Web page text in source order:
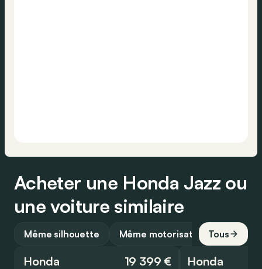
Acheter une Honda Jazz ou
une voiture similaire
Même silhouette Même motorisation Tous
Honda
19 399 €
Honda